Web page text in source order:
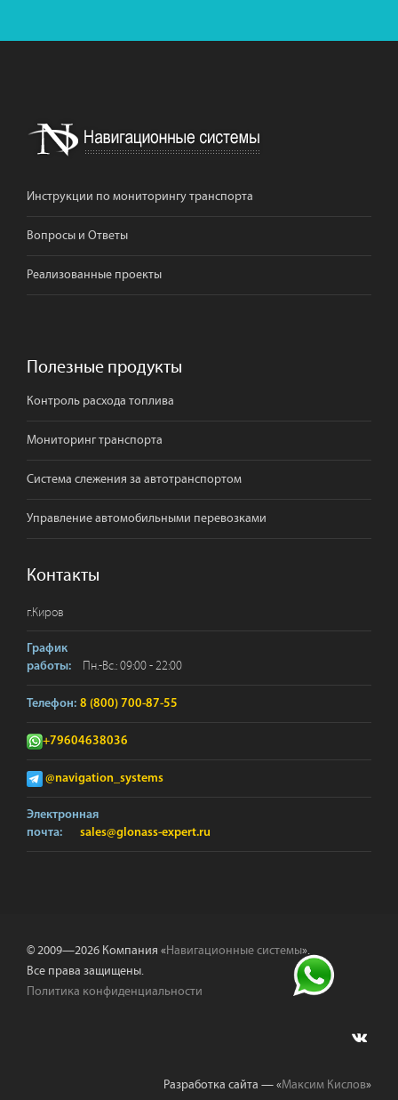
Инструкции по мониторингу транспорта
Вопросы и Ответы
Реализованные проекты
Полезные продукты
Контроль расхода топлива
Мониторинг транспорта
Система слежения за автотранспортом
Управление автомобильными перевозками
Контакты
г.Киров
График
работы:
Пн.-Вс.: 09:00 - 22:00
Телефон: 8 (800) 700-87-55
+79604638036
@navigation_systems
Электронная
почта:
sales@glonass-expert.ru
© 2009—2026 Компания «Навигационные системы».
Все права защищены.
Политика конфиденциальности
Разработка сайта — «Максим Кислов»